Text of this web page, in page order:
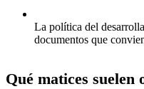
La política del
documentos que
Qué matices suelen